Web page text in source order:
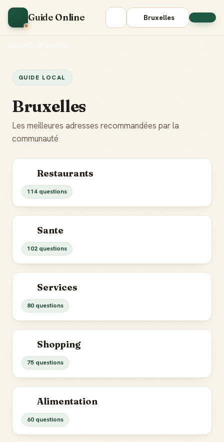
Guide Online Bruxelles
GUIDE LOCAL
Bruxelles
Les meilleures adresses recommandées par la
communauté
Restaurants
114 questions
Sante
102 questions
Services
80 questions
Shopping
75 questions
Alimentation
60 questions